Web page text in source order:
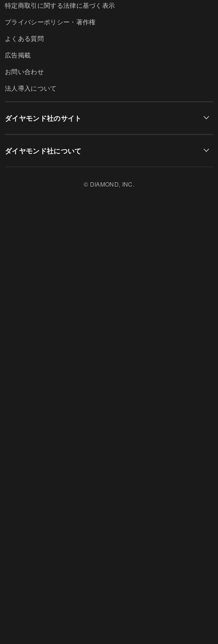
特定商取引に関する法律に基づく表示
プライバシーポリシー・著作権
よくある質問
広告掲載
お問い合わせ
法人導入について
ダイヤモンド社のサイト
ダイヤモンド社について
© DIAMOND, INC.